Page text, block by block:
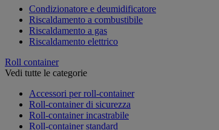
Condizionatore e deumidificatore
Riscaldamento a combustibile
Riscaldamento a gas
Riscaldamento elettrico
Roll container
Vedi tutte le categorie
Accessori per roll-container
Roll-container di sicurezza
Roll-container incastrabile
Roll-container standard